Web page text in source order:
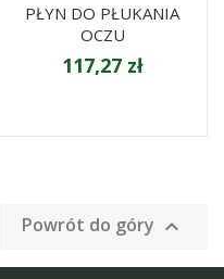
PŁYN DO PŁUKANIA
OCZU
117,27 zł
Powrót do góry 